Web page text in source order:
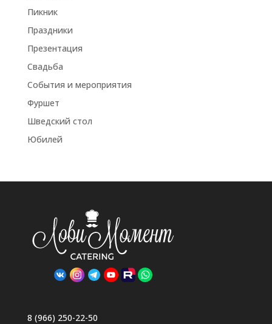
Пикник
Праздники
Презентация
Свадьба
События и мероприятия
Фуршет
Шведский стол
Юбилей
8 (966) 250-22-50